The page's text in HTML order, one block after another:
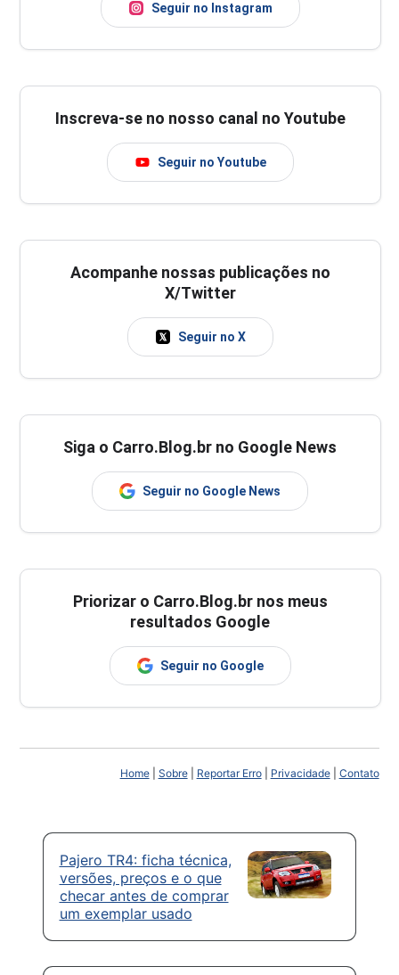
Seguir no Instagram
Inscreva-se no nosso canal no Youtube
Seguir no Youtube
Acompanhe nossas publicações no
X/Twitter
Seguir no X
Siga o Carro.Blog.br no Google News
Seguir no Google News
Priorizar o Carro.Blog.br nos meus
resultados Google
Seguir no Google
Home| Sobre| Reportar Erro| Privacidade| Contato
Pajero TR4: ficha técnica,
versões, preços e o que
checar antes de comprar
um exemplar usado